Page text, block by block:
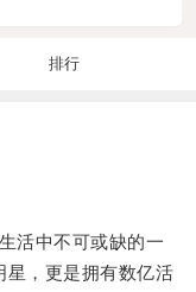
排行
活中不可或缺的一
星，更是拥有数亿活